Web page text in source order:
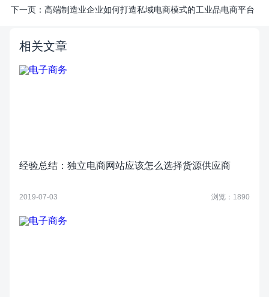
下一页： 高端制造业企业如何打造私域电商模式的工业品电商平台
相关文章
经验总结：独立电商网站应该怎么选择货源供应商
2019-07-03 浏览：1890